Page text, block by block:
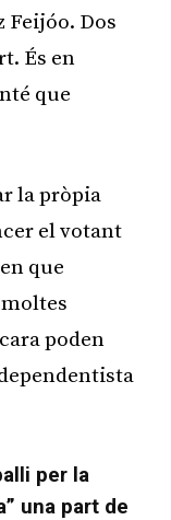
Feijóo. Dos
És en
que
la pròpia
el votant
que
poden
per la
una part de